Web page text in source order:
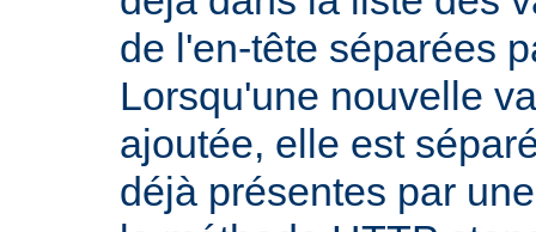
de l'en-tête séparées
Lorsqu'une nouvelle
ajoutée, elle est
déjà présentes par